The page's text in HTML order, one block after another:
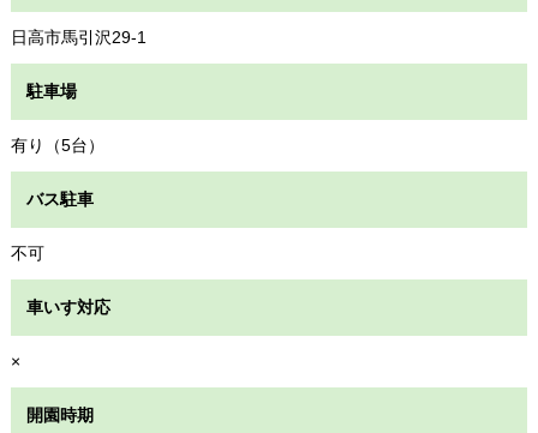
日高市馬引沢29-1
駐車場
有り（5台）
バス駐車
不可
車いす対応
×
開園時期